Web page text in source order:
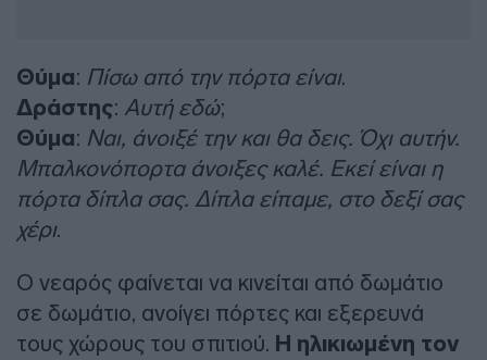
Θύμα: Πίσω από την πόρτα είναι.
Δράστης: Αυτή εδώ;
Θύμα: Ναι, άνοιξέ την και θα δεις. Όχι αυτήν.
Μπαλκονόπορτα άνοιξες καλέ. Εκεί είναι η
πόρτα δίπλα σας. Δίπλα είπαμε, στο δεξί σας
χέρι.
Ο νεαρός φαίνεται να κινείται από δωμάτιο
σε δωμάτιο, ανοίγει πόρτες και εξερευνά
τους χώρους του σπιτιού. Η ηλικιωμένη τον